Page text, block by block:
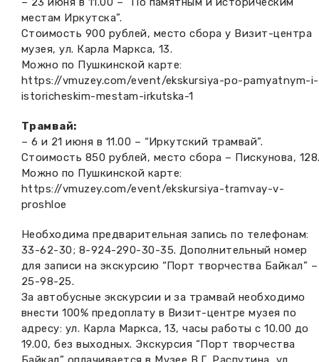
местам Иркутска”.
Стоимость 900 рублей, место сбора у Визит-центра
музея, ул. Карла Маркса, 13.
Можно по Пушкинской карте:
https://vmuzey.com/event/ekskursiya-po-pamyatnym-i-
istoricheskim-mestam-irkutska-1
Трамвай:
– 6 и 21 июня в 11.00 – “Иркутский трамвай”.
Стоимость 850 рублей, место сбора – Пискунова,
Можно по Пушкинской карте:
https://vmuzey.com/event/ekskursiya-tramvay-v-
proshloe
Необходима предварительная запись по телефонам:
33-62-30; 8-924-290-30-35. Дополнительный номер
для записи на экскурсию “Порт творчества Байкал” –
25-98-25.
За автобусные экскурсии и за трамвай необходимо
внести 100% предоплату в Визит-центре музея по
адресу: ул. Карла Маркса, 13, часы работы с 10.00 до
19.00, без выходных. Экскурсия “Порт творчества